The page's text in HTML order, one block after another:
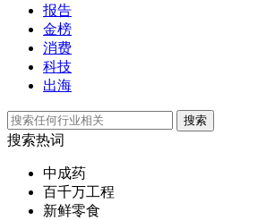
报告
金榜
消费
科技
出海
搜索
搜索热词
中成药
百千万工程
新鲜零食